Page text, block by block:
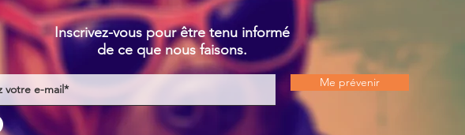
Inscrivez-vous pour être tenu informé
de ce que nous faisons.
Me prévenir